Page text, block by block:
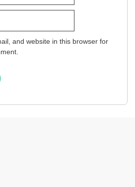
and website in this browser for